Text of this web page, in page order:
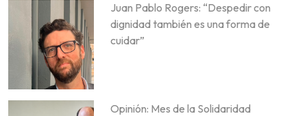
Juan Pablo Rogers: “Despedir con
dignidad también es una forma de
cuidar”
Opinión: Mes de la Solidaridad